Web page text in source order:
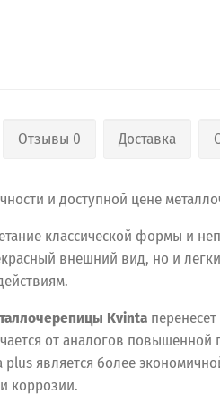
Отзывы 0 Доставка
и доступной цене
классической формы и
внешний вид, но и
Kvinta
от аналогов
является более
коррозии.